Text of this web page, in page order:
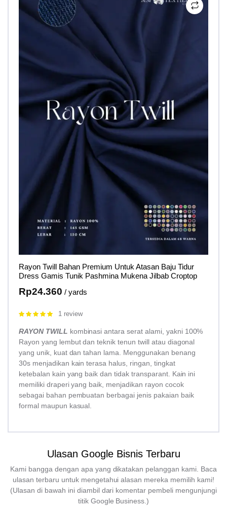
Rayon Twill Bahan Premium Untuk Atasan Baju Tidur
Dress Gamis Tunik Pashmina Mukena Jilbab Croptop
Rp24.360 / yards
Rated
1 review
RAYON TWILL kombinasi antara serat alami, yakni 100%
Rayon yang lembut dan teknik tenun twill atau diagonal
yang unik, kuat dan tahan lama. Menggunakan benang
30s menjadikan kain terasa halus, ringan, tingkat
ketebalan kain yang baik dan tidak transparant. Kain ini
memiliki draperi yang baik, menjadikan rayon cocok
sebagai bahan pembuatan berbagai jenis pakaian baik
formal maupun kasual.
Ulasan Google Bisnis Terbaru
Kami bangga dengan apa yang dikatakan pelanggan kami. Baca
ulasan terbaru untuk mengetahui alasan mereka memilih kami!
(Ulasan di bawah ini diambil dari komentar pembeli mengunjungi
titik Google Business.)